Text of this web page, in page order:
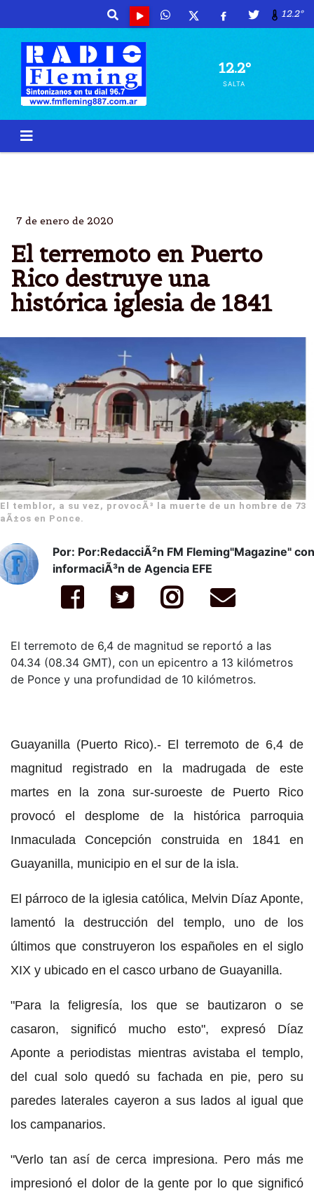
12.2º
12.2º
SALTA
7 de enero de 2020
El terremoto en Puerto
Rico destruye una
histórica iglesia de 1841
El temblor, a su vez, provocÃ³ la muerte de un hombre de 73
aÃ±os en Ponce.
Por: Por:RedacciÃ²n FM Fleming"Magazine" con
informaciÃ³n de Agencia EFE
El terremoto de 6,4 de magnitud se reportó a las
04.34 (08.34 GMT), con un epicentro a 13 kilómetros
de Ponce y una profundidad de 10 kilómetros.
Guayanilla (Puerto Rico).- El terremoto de 6,4 de
magnitud registrado en la madrugada de este
martes en la zona sur-suroeste de Puerto Rico
provocó el desplome de la histórica parroquia
Inmaculada Concepción construida en 1841 en
Guayanilla, municipio en el sur de la isla.
El párroco de la iglesia católica, Melvin Díaz Aponte,
lamentó la destrucción del templo, uno de los
últimos que construyeron los españoles en el siglo
XIX y ubicado en el casco urbano de Guayanilla.
"Para la feligresía, los que se bautizaron o se
casaron, significó mucho esto", expresó Díaz
Aponte a periodistas mientras avistaba el templo,
del cual solo quedó su fachada en pie, pero su
paredes laterales cayeron a sus lados al igual que
los campanarios.
"Verlo tan así de cerca impresiona. Pero más me
impresionó el dolor de la gente por lo que significó